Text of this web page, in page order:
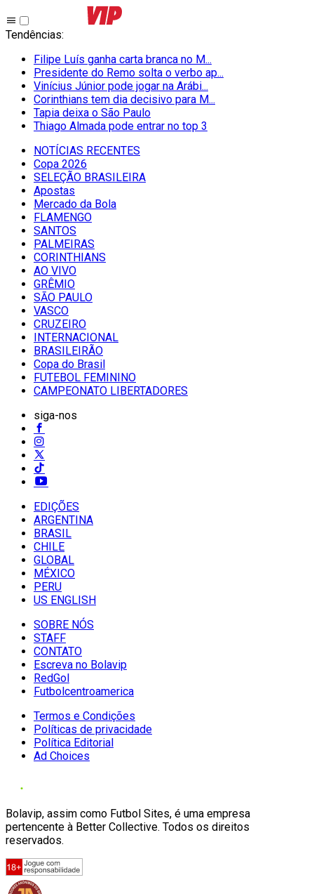
Tendências:
Filipe Luís ganha carta branca no M...
Presidente do Remo solta o verbo ap...
Vinícius Júnior pode jogar na Arábi...
Corinthians tem dia decisivo para M...
Tapia deixa o São Paulo
Thiago Almada pode entrar no top 3
NOTÍCIAS RECENTES
Copa 2026
SELEÇÃO BRASILEIRA
Apostas
Mercado da Bola
FLAMENGO
SANTOS
PALMEIRAS
CORINTHIANS
AO VIVO
GRÊMIO
SĀO PAULO
VASCO
CRUZEIRO
INTERNACIONAL
BRASILEIRÃO
Copa do Brasil
FUTEBOL FEMININO
CAMPEONATO LIBERTADORES
siga-nos
EDIÇÕES
ARGENTINA
BRASIL
CHILE
GLOBAL
MÉXICO
PERU
US ENGLISH
SOBRE NÓS
STAFF
CONTATO
Escreva no Bolavip
RedGol
Futbolcentroamerica
Termos e Condições
Políticas de privacidade
Política Editorial
Ad Choices
Bolavip, assim como Futbol Sites, é uma empresa
pertencente à Better Collective. Todos os direitos
reservados.